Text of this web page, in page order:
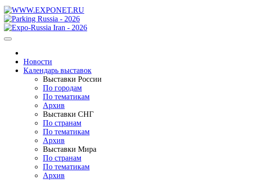
Новости
Календарь выставок
Выставки России
По городам
По тематикам
Архив
Выставки СНГ
По странам
По тематикам
Архив
Выставки Мира
По странам
По тематикам
Архив